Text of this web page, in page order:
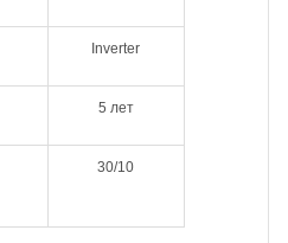
Inverter
5 лет
30/10